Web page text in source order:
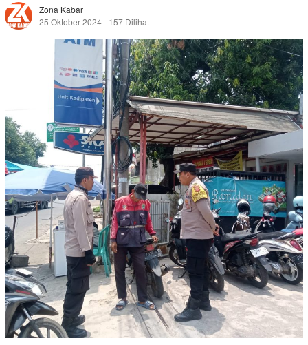
Zona Kabar
25 Oktober 2024
157 Dilihat